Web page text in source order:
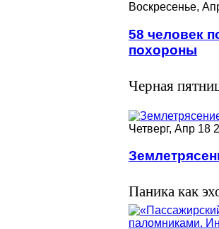
Воскресенье,
58 человек
похороны
Черная
Четверг, Апр 18
Паника как